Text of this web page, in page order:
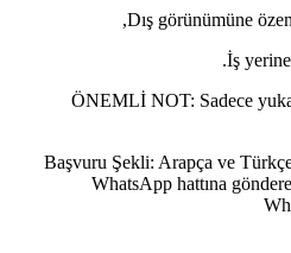
Dış görünümüne
İş
ÖNEMLİ NOT: Sadece
Başvuru Şekli: Arapça ve
WhatsApp hattına